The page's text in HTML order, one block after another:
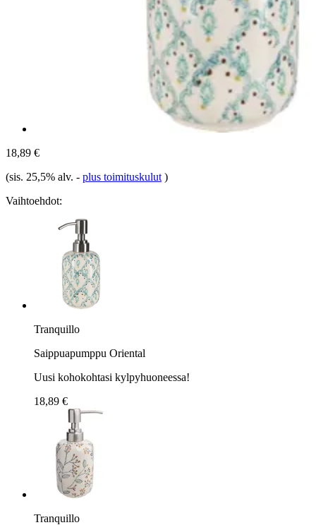
18,89 €
(sis. 25,5% alv. - plus toimituskulut )
Vaihtoehdot:
Tranquillo
Saippuapumppu Oriental
Uusi kohokohtasi kylpyhuoneessa!
18,89 €
Tranquillo